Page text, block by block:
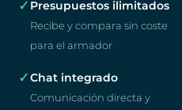
✓ Presupuestos ilimitados
Recibe y compara sin coste
para el armador
✓Chat integrado
Comunicación directa y